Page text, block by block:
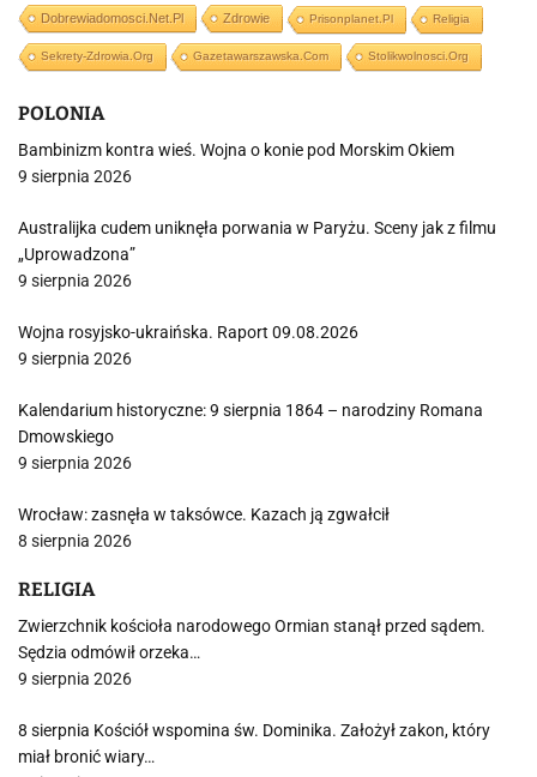
Dobrewiadomosci.net.pl Zdrowie Prisonplanet.pl Religia
Sekrety-Zdrowia.org Gazetawarszawska.com Stolikwolnosci.org
POLONIA
Bambinizm kontra wieś. Wojna o konie pod Morskim Okiem
9 sierpnia 2026
Australijka cudem uniknęła porwania w Paryżu. Sceny jak z filmu
„Uprowadzona”
9 sierpnia 2026
Wojna rosyjsko-ukraińska. Raport 09.08.2026
9 sierpnia 2026
Kalendarium historyczne: 9 sierpnia 1864 – narodziny Romana
Dmowskiego
9 sierpnia 2026
Wrocław: zasnęła w taksówce. Kazach ją zgwałcił
8 sierpnia 2026
RELIGIA
Zwierzchnik kościoła narodowego Ormian stanął przed sądem.
Sędzia odmówił orzeka…
9 sierpnia 2026
8 sierpnia Kościół wspomina św. Dominika. Założył zakon, który
miał bronić wiary…